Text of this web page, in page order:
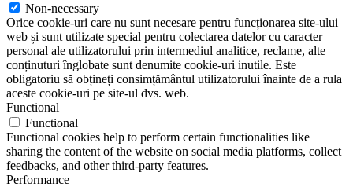
Non-necessary
Orice cookie-uri care nu sunt necesare pentru funcționarea site-ului
web și sunt utilizate special pentru colectarea datelor cu caracter
personal ale utilizatorului prin intermediul analitice, reclame, alte
conținuturi înglobate sunt denumite cookie-uri inutile. Este
obligatoriu să obțineți consimțământul utilizatorului înainte de a rula
aceste cookie-uri pe site-ul dvs. web.
Functional
Functional
Functional cookies help to perform certain functionalities like
sharing the content of the website on social media platforms, collect
feedbacks, and other third-party features.
Performance